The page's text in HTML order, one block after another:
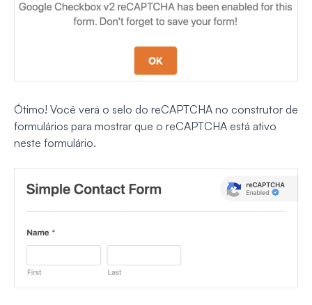
Ótimo! Você verá o selo do reCAPTCHA no construtor de
formulários para mostrar que o reCAPTCHA está ativo
neste formulário.